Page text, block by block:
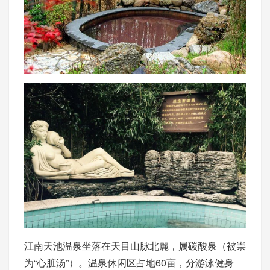
江南天池温泉坐落在天目山脉北麗，属碳酸泉（被崇
为“心脏汤”）。温泉休闲区占地60亩，分游泳健身